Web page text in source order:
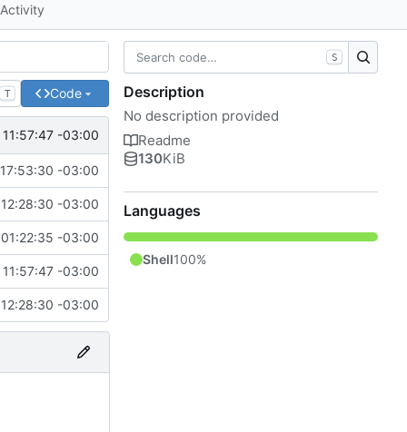
Activity
T Code
-03:00
-03:00
-03:00
-03:00
-03:00
-03:00
S
Description
No description provided
Readme
130KiB
Languages
Shell100%